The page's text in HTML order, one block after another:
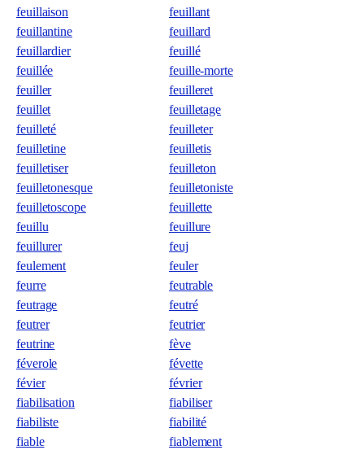
feuillaison
feuillant
feuillantine
feuillard
feuillardier
feuillé
feuillée
feuille-morte
feuiller
feuilleret
feuillet
feuilletage
feuilleté
feuilleter
feuilletine
feuilletis
feuilletiser
feuilleton
feuilletonesque
feuilletoniste
feuilletoscope
feuillette
feuillu
feuillure
feuillurer
feuj
feulement
feuler
feurre
feutrable
feutrage
feutré
feutrer
feutrier
feutrine
fève
féverole
févette
févier
février
fiabilisation
fiabiliser
fiabiliste
fiabilité
fiable
fiablement